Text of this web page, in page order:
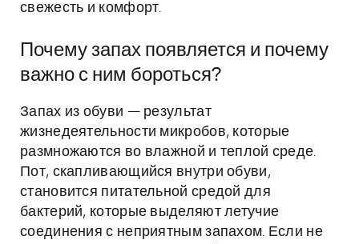
свежесть и комфорт.
Почему запах появляется и почему
важно с ним бороться?
Запах из обуви — результат
жизнедеятельности микробов, которые
размножаются во влажной и теплой среде.
Пот, скапливающийся внутри обуви,
становится питательной средой для
бактерий, которые выделяют летучие
соединения с неприятным запахом. Если не